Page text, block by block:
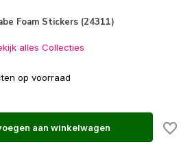
Foam Stickers (24311)
alles Collecties
op voorraad
aan winkelwagen